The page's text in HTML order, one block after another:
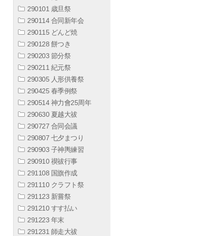
290101 歳旦祭
290114 合同新年会
290115 どんど焼
290128 餅つき
290203 節分祭
290211 紀元祭
290305 人形供養祭
290425 春季例祭
290514 神力會25周年
290630 夏越大祓
290727 合同会議
290807 七夕まつり
290903 子神輿練習
290910 禊祓行事
291108 国旗作成
291110 クラフト祭
291123 新嘗祭
291210 すす払い
291223 年末
291231 師走大祓